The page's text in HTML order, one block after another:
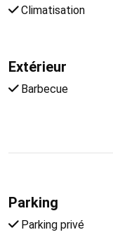
Climatisation
Extérieur
Barbecue
Parking
Parking privé